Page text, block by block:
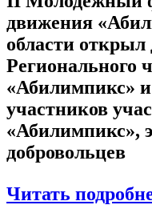
движения
области
Регионального
«Абилимпикс» и
участников
«Абилимпикс»,
добровольцев
Читать